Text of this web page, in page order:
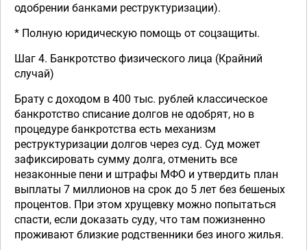
одобрении банками реструктуризации).
* Полную юридическую помощь от соцзащиты.
Шаг 4. Банкротство физического лица (Крайний
случай)
Брату с доходом в 400 тыс. рублей классическое
банкротство списание долгов не одобрят, но в
процедуре банкротства есть механизм
реструктуризации долгов через суд. Суд может
зафиксировать сумму долга, отменить все
незаконные пени и штрафы МФО и утвердить план
выплаты 7 миллионов на срок до 5 лет без бешеных
процентов. При этом хрущевку можно попытаться
спасти, если доказать суду, что там пожизненно
проживают близкие родственники без иного жилья.